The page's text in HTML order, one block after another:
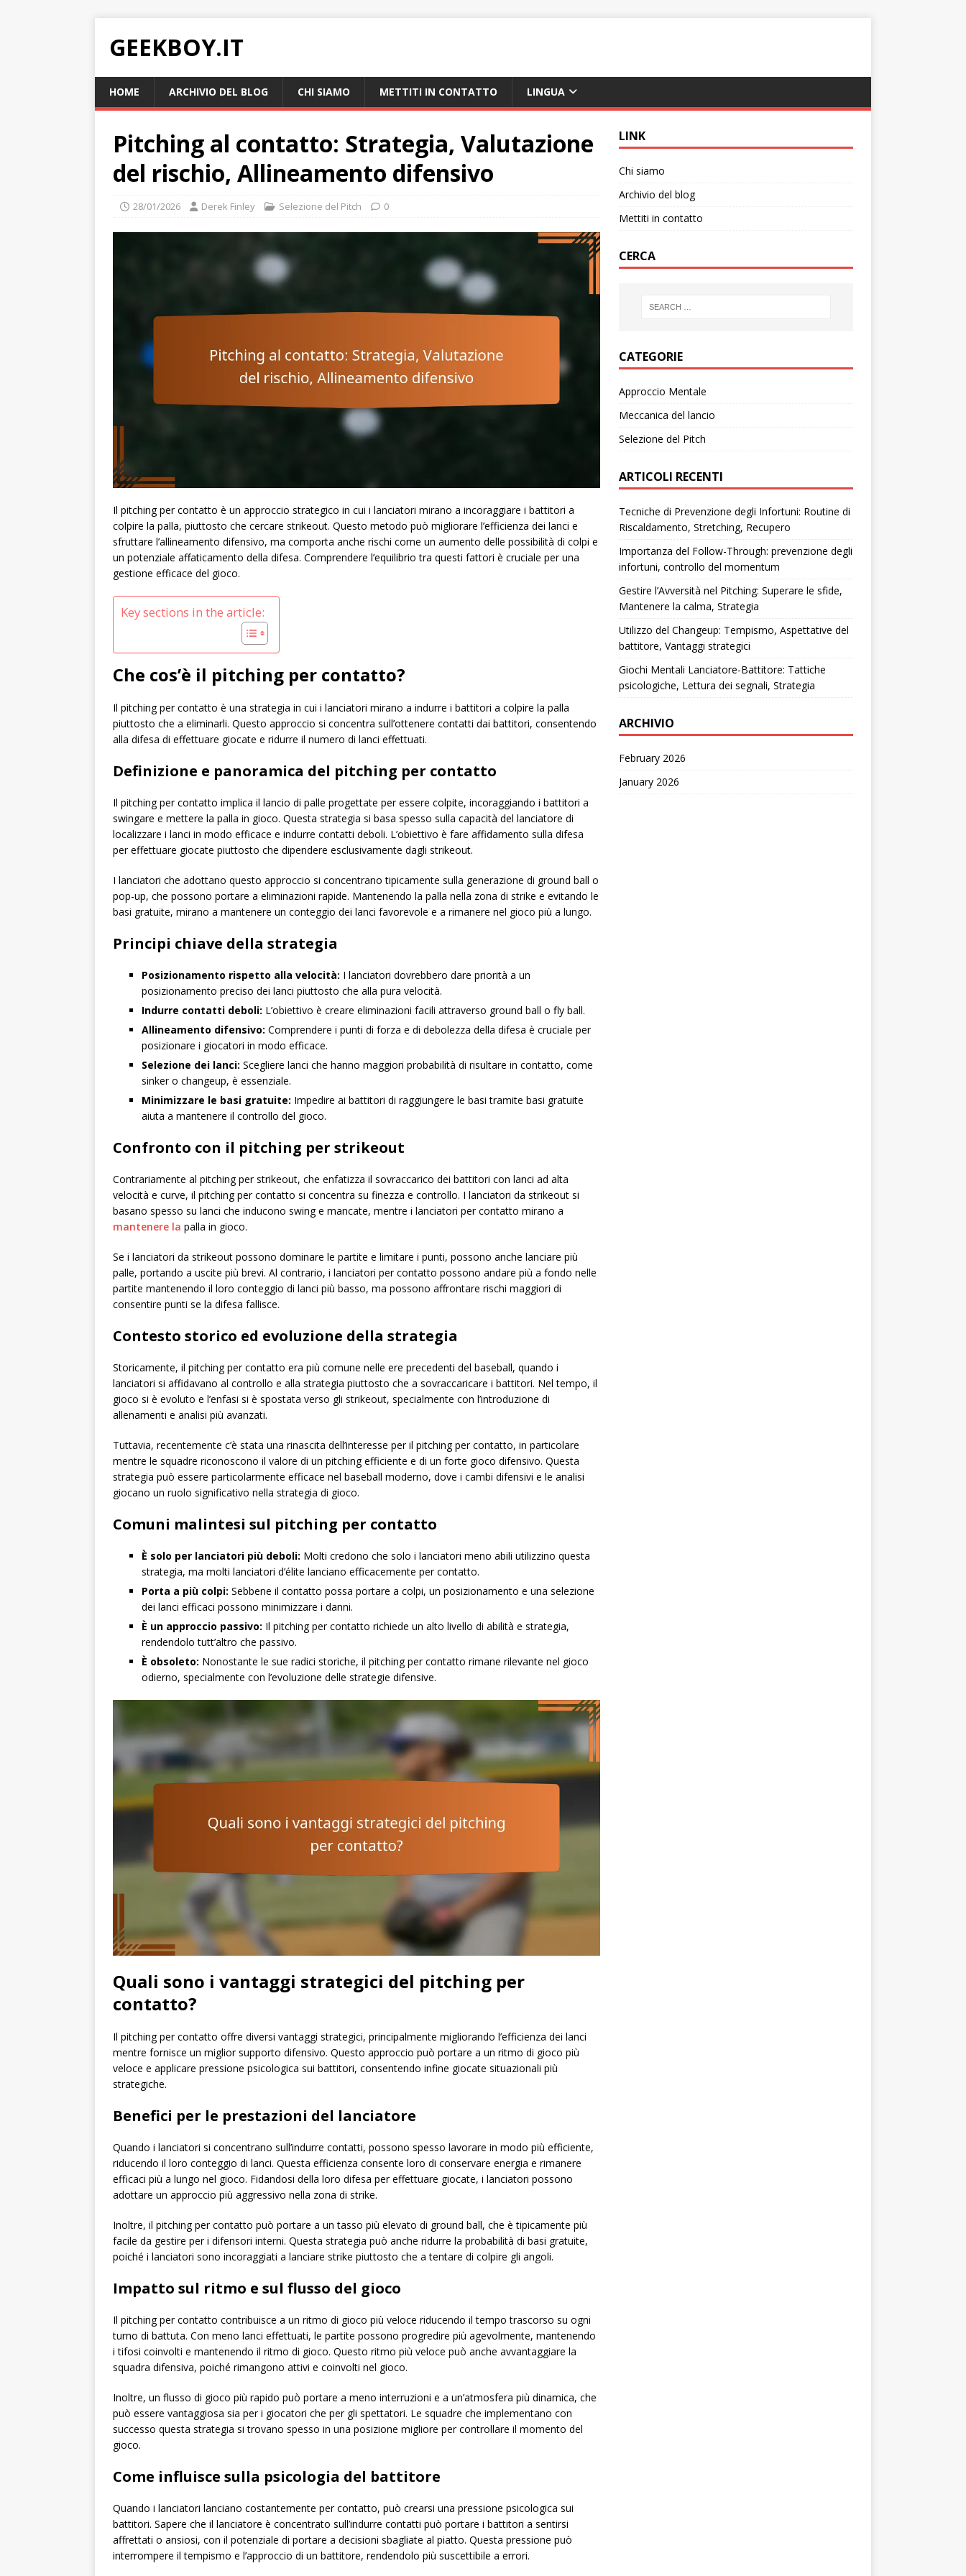
GEEKBOY.IT
HOME ARCHIVIO DEL BLOG CHI SIAMO METTITI IN CONTATTO LINGUA
Pitching al contatto: Strategia, Valutazione
del rischio, Allineamento difensivo
28/01/2026 Derek Finley Selezione del Pitch 0
Il pitching per contatto è un approccio strategico in cui i lanciatori mirano a incoraggiare i battitori a
colpire la palla, piuttosto che cercare strikeout. Questo metodo può migliorare l’efficienza dei lanci e
sfruttare l’allineamento difensivo, ma comporta anche rischi come un aumento delle possibilità di colpi e
un potenziale affaticamento della difesa. Comprendere l’equilibrio tra questi fattori è cruciale per una
gestione efficace del gioco.
Key sections in the article:
Che cos’è il pitching per contatto?
Il pitching per contatto è una strategia in cui i lanciatori mirano a indurre i battitori a colpire la palla
piuttosto che a eliminarli. Questo approccio si concentra sull’ottenere contatti dai battitori, consentendo
alla difesa di effettuare giocate e ridurre il numero di lanci effettuati.
Definizione e panoramica del pitching per contatto
Il pitching per contatto implica il lancio di palle progettate per essere colpite, incoraggiando i battitori a
swingare e mettere la palla in gioco. Questa strategia si basa spesso sulla capacità del lanciatore di
localizzare i lanci in modo efficace e indurre contatti deboli. L’obiettivo è fare affidamento sulla difesa
per effettuare giocate piuttosto che dipendere esclusivamente dagli strikeout.
I lanciatori che adottano questo approccio si concentrano tipicamente sulla generazione di ground ball o
pop-up, che possono portare a eliminazioni rapide. Mantenendo la palla nella zona di strike e evitando le
basi gratuite, mirano a mantenere un conteggio dei lanci favorevole e a rimanere nel gioco più a lungo.
Principi chiave della strategia
Posizionamento rispetto alla velocità: I lanciatori dovrebbero dare priorità a un
posizionamento preciso dei lanci piuttosto che alla pura velocità.
Indurre contatti deboli: L’obiettivo è creare eliminazioni facili attraverso ground ball o fly ball.
Allineamento difensivo: Comprendere i punti di forza e di debolezza della difesa è cruciale per
posizionare i giocatori in modo efficace.
Selezione dei lanci: Scegliere lanci che hanno maggiori probabilità di risultare in contatto, come
sinker o changeup, è essenziale.
Minimizzare le basi gratuite: Impedire ai battitori di raggiungere le basi tramite basi gratuite
aiuta a mantenere il controllo del gioco.
Confronto con il pitching per strikeout
Contrariamente al pitching per strikeout, che enfatizza il sovraccarico dei battitori con lanci ad alta
velocità e curve, il pitching per contatto si concentra su finezza e controllo. I lanciatori da strikeout si
basano spesso su lanci che inducono swing e mancate, mentre i lanciatori per contatto mirano a
mantenere la palla in gioco.
Se i lanciatori da strikeout possono dominare le partite e limitare i punti, possono anche lanciare più
palle, portando a uscite più brevi. Al contrario, i lanciatori per contatto possono andare più a fondo nelle
partite mantenendo il loro conteggio di lanci più basso, ma possono affrontare rischi maggiori di
consentire punti se la difesa fallisce.
Contesto storico ed evoluzione della strategia
Storicamente, il pitching per contatto era più comune nelle ere precedenti del baseball, quando i
lanciatori si affidavano al controllo e alla strategia piuttosto che a sovraccaricare i battitori. Nel tempo, il
gioco si è evoluto e l’enfasi si è spostata verso gli strikeout, specialmente con l’introduzione di
allenamenti e analisi più avanzati.
Tuttavia, recentemente c’è stata una rinascita dell’interesse per il pitching per contatto, in particolare
mentre le squadre riconoscono il valore di un pitching efficiente e di un forte gioco difensivo. Questa
strategia può essere particolarmente efficace nel baseball moderno, dove i cambi difensivi e le analisi
giocano un ruolo significativo nella strategia di gioco.
Comuni malintesi sul pitching per contatto
È solo per lanciatori più deboli: Molti credono che solo i lanciatori meno abili utilizzino questa
strategia, ma molti lanciatori d’élite lanciano efficacemente per contatto.
Porta a più colpi: Sebbene il contatto possa portare a colpi, un posizionamento e una selezione
dei lanci efficaci possono minimizzare i danni.
È un approccio passivo: Il pitching per contatto richiede un alto livello di abilità e strategia,
rendendolo tutt’altro che passivo.
È obsoleto: Nonostante le sue radici storiche, il pitching per contatto rimane rilevante nel gioco
odierno, specialmente con l’evoluzione delle strategie difensive.
Quali sono i vantaggi strategici del pitching per
contatto?
Il pitching per contatto offre diversi vantaggi strategici, principalmente migliorando l’efficienza dei lanci
mentre fornisce un miglior supporto difensivo. Questo approccio può portare a un ritmo di gioco più
veloce e applicare pressione psicologica sui battitori, consentendo infine giocate situazionali più
strategiche.
Benefici per le prestazioni del lanciatore
Quando i lanciatori si concentrano sull’indurre contatti, possono spesso lavorare in modo più efficiente,
riducendo il loro conteggio di lanci. Questa efficienza consente loro di conservare energia e rimanere
efficaci più a lungo nel gioco. Fidandosi della loro difesa per effettuare giocate, i lanciatori possono
adottare un approccio più aggressivo nella zona di strike.
Inoltre, il pitching per contatto può portare a un tasso più elevato di ground ball, che è tipicamente più
facile da gestire per i difensori interni. Questa strategia può anche ridurre la probabilità di basi gratuite,
poiché i lanciatori sono incoraggiati a lanciare strike piuttosto che a tentare di colpire gli angoli.
Impatto sul ritmo e sul flusso del gioco
Il pitching per contatto contribuisce a un ritmo di gioco più veloce riducendo il tempo trascorso su ogni
turno di battuta. Con meno lanci effettuati, le partite possono progredire più agevolmente, mantenendo
i tifosi coinvolti e mantenendo il ritmo di gioco. Questo ritmo più veloce può anche avvantaggiare la
squadra difensiva, poiché rimangono attivi e coinvolti nel gioco.
Inoltre, un flusso di gioco più rapido può portare a meno interruzioni e a un’atmosfera più dinamica, che
può essere vantaggiosa sia per i giocatori che per gli spettatori. Le squadre che implementano con
successo questa strategia si trovano spesso in una posizione migliore per controllare il momento del
gioco.
Come influisce sulla psicologia del battitore
Quando i lanciatori lanciano costantemente per contatto, può crearsi una pressione psicologica sui
battitori. Sapere che il lanciatore è concentrato sull’indurre contatti può portare i battitori a sentirsi
affrettati o ansiosi, con il potenziale di portare a decisioni sbagliate al piatto. Questa pressione può
interrompere il tempismo e l’approccio di un battitore, rendendolo più suscettibile a errori.
LINK
Chi siamo
Archivio del blog
Mettiti in contatto
CERCA
CATEGORIE
Approccio Mentale
Meccanica del lancio
Selezione del Pitch
ARTICOLI RECENTI
Tecniche di Prevenzione degli Infortuni: Routine di
Riscaldamento, Stretching, Recupero
Importanza del Follow-Through: prevenzione degli
infortuni, controllo del momentum
Gestire l’Avversità nel Pitching: Superare le sfide,
Mantenere la calma, Strategia
Utilizzo del Changeup: Tempismo, Aspettative del
battitore, Vantaggi strategici
Giochi Mentali Lanciatore-Battitore: Tattiche
psicologiche, Lettura dei segnali, Strategia
ARCHIVIO
February 2026
January 2026